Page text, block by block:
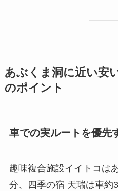
あぶくま洞に近い安
のポイント
車での実ルートを優先
趣味複合施設イイトコは
分、四季の宿 天瑞は車約